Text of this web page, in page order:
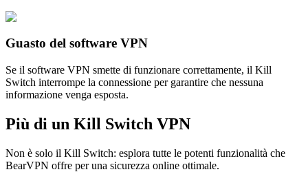
Guasto del software VPN
Se il software VPN smette di funzionare correttamente, il Kill
Switch interrompe la connessione per garantire che nessuna
informazione venga esposta.
Più di un Kill Switch VPN
Non è solo il Kill Switch: esplora tutte le potenti funzionalità che
BearVPN offre per una sicurezza online ottimale.